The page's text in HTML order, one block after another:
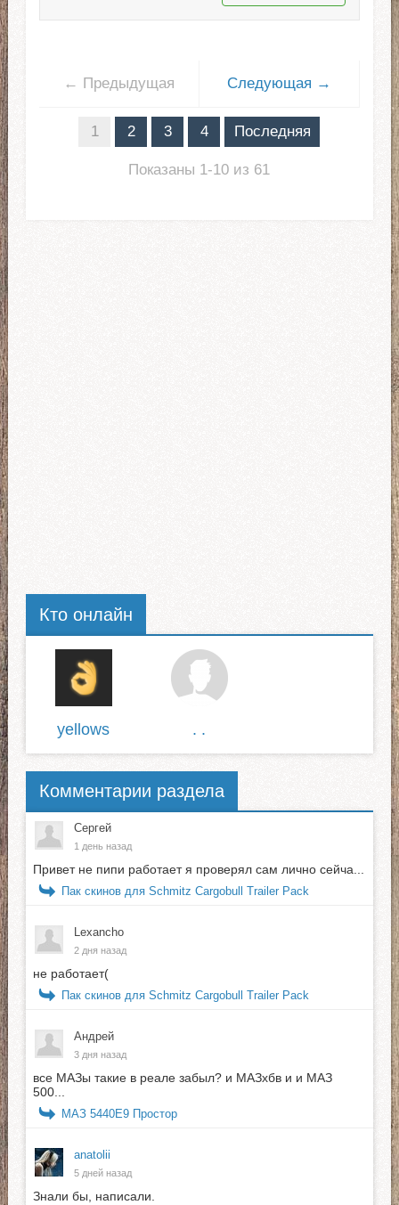
← Предыдущая Следующая →
1 2 3 4 Последняя
Показаны 1-10 из 61
Кто онлайн
yellows . .
Комментарии раздела
Сергей
1 день назад
Привет не пипи работает я проверял сам лично сейча...
Пак скинов для Schmitz Cargobull Trailer Pack
Lexancho
2 дня назад
не работает(
Пак скинов для Schmitz Cargobull Trailer Pack
Андрей
3 дня назад
все МАЗы такие в реале забыл? и МАЗхбв и и МАЗ
500...
МАЗ 5440E9 Простор
anatolii
5 дней назад
Знали бы, написали.